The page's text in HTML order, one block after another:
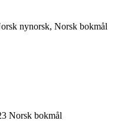
nynorsk, Norsk bokmål
Norsk bokmål